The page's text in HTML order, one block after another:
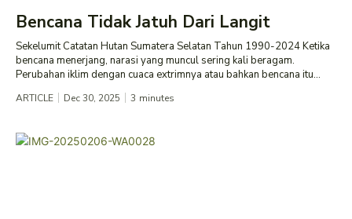
Bencana Tidak Jatuh Dari Langit
Sekelumit Catatan Hutan Sumatera Selatan Tahun 1990-2024 Ketika
bencana menerjang, narasi yang muncul sering kali beragam.
Perubahan iklim dengan cuaca extrimnya atau bahkan bencana itu...
ARTICLE Dec 30, 2025 3 minutes